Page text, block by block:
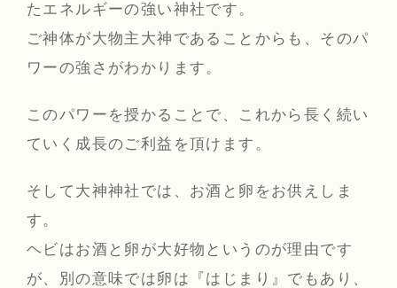
たエネルギーの強い神社です。
ご神体が大物主大神であることからも、そのパ
ワーの強さがわかります。
このパワーを授かることで、これから長く続い
ていく成長のご利益を頂けます。
そして大神神社では、お酒と卵をお供えしま
す。
ヘビはお酒と卵が大好物というのが理由です
が、別の意味では卵は『はじまり』でもあり、